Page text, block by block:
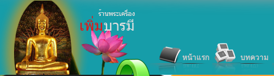
หน้าแรก บทความ